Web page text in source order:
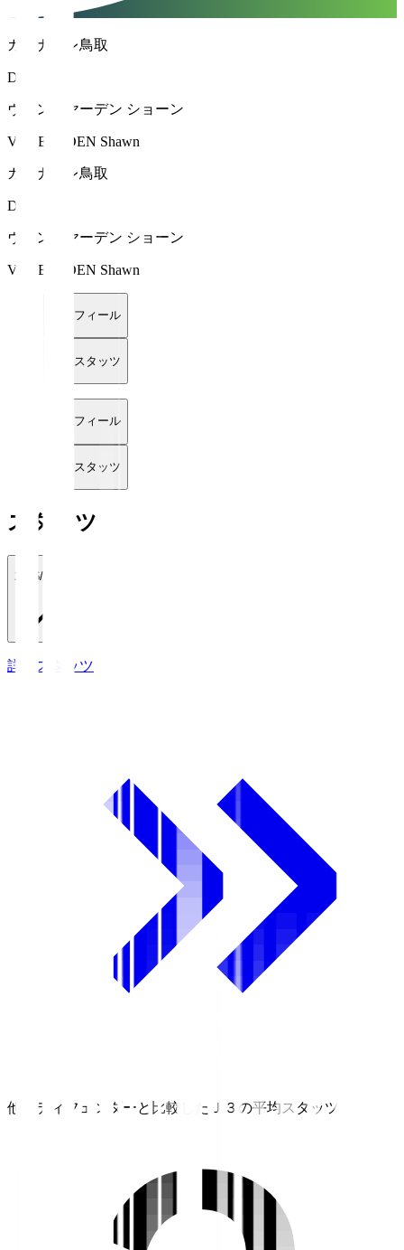
ガイナーレ鳥取
DF 3
ヴァンイヤーデン ショーン
VANEERDEN Shawn
ガイナーレ鳥取
DF 3
ヴァンイヤーデン ショーン
VANEERDEN Shawn
プロフィール
詳細スタッツ
プロフィール
詳細スタッツ
スタッツ
2026/27
詳細スタッツ
他のディフェンダーと比較したＪ３の平均スタッツ